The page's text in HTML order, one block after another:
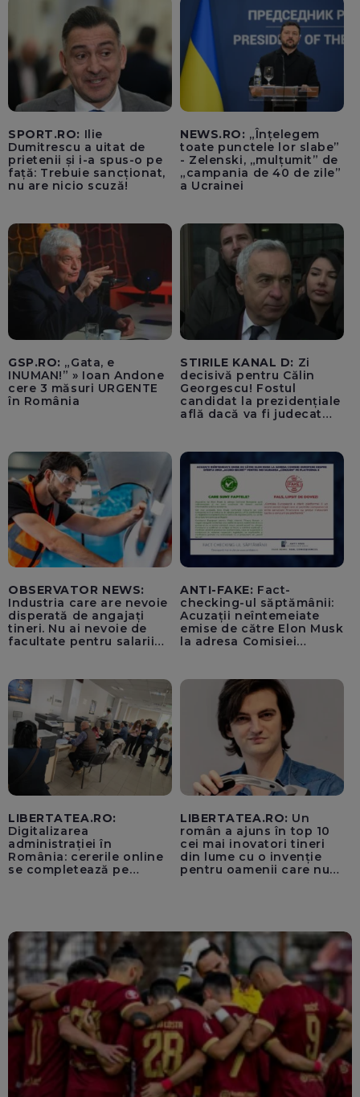
SPORT.RO: Ilie
Dumitrescu a uitat de
prietenii și i-a spus-o pe
față: Trebuie sancționat,
nu are nicio scuză!
NEWS.RO: „Înțelegem
toate punctele lor slabe”
- Zelenski, „mulțumit” de
„campania de 40 de zile”
a Ucrainei
GSP.RO: „Gata, e
INUMAN!” » Ioan Andone
cere 3 măsuri URGENTE
în România
STIRILE KANAL D: Zi
decisivă pentru Călin
Georgescu! Fostul
candidat la prezidențiale
află dacă va fi judecat
OBSERVATOR NEWS:
Industria care are nevoie
disperată de angajați
tineri. Nu ai nevoie de
facultate pentru salarii
ANTI-FAKE: Fact-
checking-ul săptămânii:
Acuzații neîntemeiate
emise de către Elon Musk
la adresa Comisiei
pentru instaurarea
„cenzurii” pe platforma X
LIBERTATEA.RO:
Digitalizarea
administrației în
România: cererile online
se completează pe
LIBERTATEA.RO: Un
român a ajuns în top 10
cei mai inovatori tineri
din lume cu o invenție
pentru oamenii care nu